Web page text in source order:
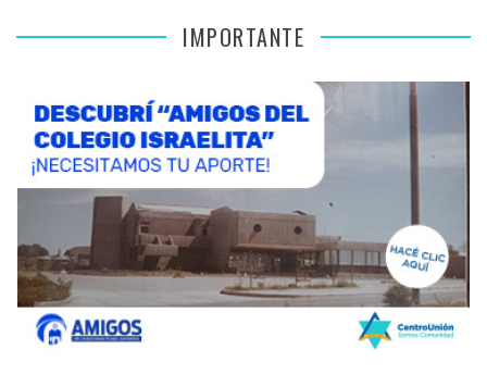
IMPORTANTE